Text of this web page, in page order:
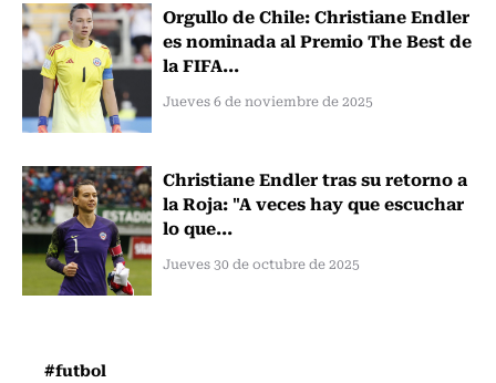
Orgullo de Chile: Christiane Endler
es nominada al Premio The Best de
la FIFA...
Jueves 6 de noviembre de 2025
Christiane Endler tras su retorno a
la Roja: "A veces hay que escuchar
lo que...
Jueves 30 de octubre de 2025
#futbol